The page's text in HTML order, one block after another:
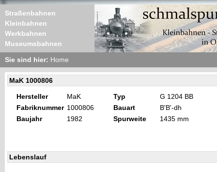
Straßenbahnen
Kleinbahnen
Werkbahnen
Museumsbahnen
Sie sind hier: Home
MaK 1000806
Hersteller MaK Typ
G 1204 BB
Fabriknummer 1000806 Bauart
B'B'-dh
Baujahr
1982 Spurweite 1435 mm
Lebenslauf